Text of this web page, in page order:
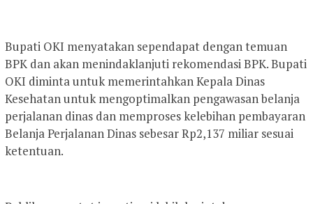
Bupati OKI menyatakan sependapat dengan temuan
BPK dan akan menindaklanjuti rekomendasi BPK. Bupati
OKI diminta untuk memerintahkan Kepala Dinas
Kesehatan untuk mengoptimalkan pengawasan belanja
perjalanan dinas dan memproses kelebihan pembayaran
Belanja Perjalanan Dinas sebesar Rp2,137 miliar sesuai
ketentuan.